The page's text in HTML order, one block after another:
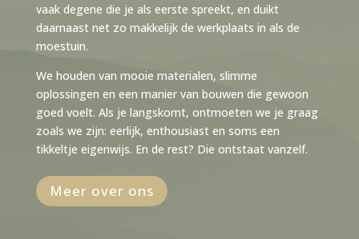
vaak degene die je als eerste spreekt, en duikt
daarnaast net zo makkelijk de werkplaats in als de
moestuin.
We houden van mooie materialen, slimme
oplossingen en een manier van bouwen die gewoon
goed voelt. Als je langskomt, ontmoeten we je graag
zoals we zijn: eerlijk, enthousiast en soms een
tikkeltje eigenwijs. En de rest? Die ontstaat vanzelf.
Meer over ons